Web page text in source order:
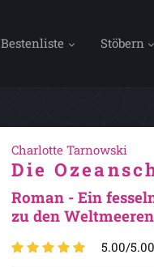
Bestenliste Stöbern
Charlotte Tarnowski
Die
Roman - Ein
zu den
5.00/